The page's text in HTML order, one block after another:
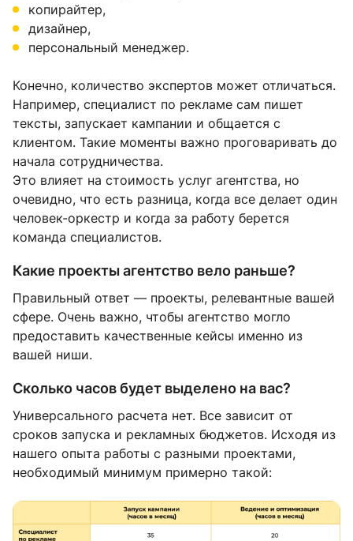
копирайтер,
дизайнер,
персональный менеджер.
Конечно, количество экспертов может отличаться.
Например, специалист по рекламе сам пишет
тексты, запускает кампании и общается с
клиентом. Такие моменты важно проговаривать до
начала сотрудничества.
Это влияет на стоимость услуг агентства, но
очевидно, что есть разница, когда все делает один
человек-оркестр и когда за работу берется
команда специалистов.
Какие проекты агентство вело раньше?
Правильный ответ — проекты, релевантные вашей
сфере. Очень важно, чтобы агентство могло
предоставить качественные кейсы именно из
вашей ниши.
Сколько часов будет выделено на вас?
Универсального расчета нет. Все зависит от
сроков запуска и рекламных бюджетов. Исходя из
нашего опыта работы с разными проектами,
необходимый минимум примерно такой: